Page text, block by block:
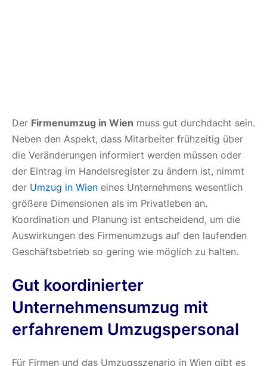
Der Firmenumzug in Wien muss gut durchdacht sein.
Neben den Aspekt, dass Mitarbeiter frühzeitig über
die Veränderungen informiert werden müssen oder
der Eintrag im Handelsregister zu ändern ist, nimmt
der Umzug in Wien eines Unternehmens wesentlich
größere Dimensionen als im Privatleben an.
Koordination und Planung ist entscheidend, um die
Auswirkungen des Firmenumzugs auf den laufenden
Geschäftsbetrieb so gering wie möglich zu halten.
Gut koordinierter
Unternehmensumzug mit
erfahrenem Umzugspersonal
Für Firmen und das Umzugsszenario in Wien gibt es